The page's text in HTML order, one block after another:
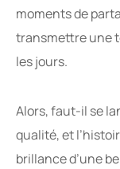
moments de
transmettre une
les jours.
Alors, faut-il se
qualité, et
brillance d’une